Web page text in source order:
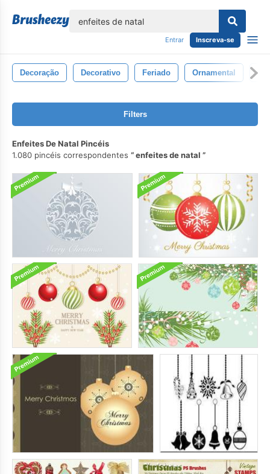
Entrar Inscreva-se
Decoração Decorativo Feriado Ornamental
Filters
Enfeites De Natal Pincéis
1.080 pincéis correspondentes
enfeites de natal